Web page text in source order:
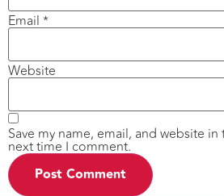
Email *
Website
Save my name, email, and website
next time I comment.